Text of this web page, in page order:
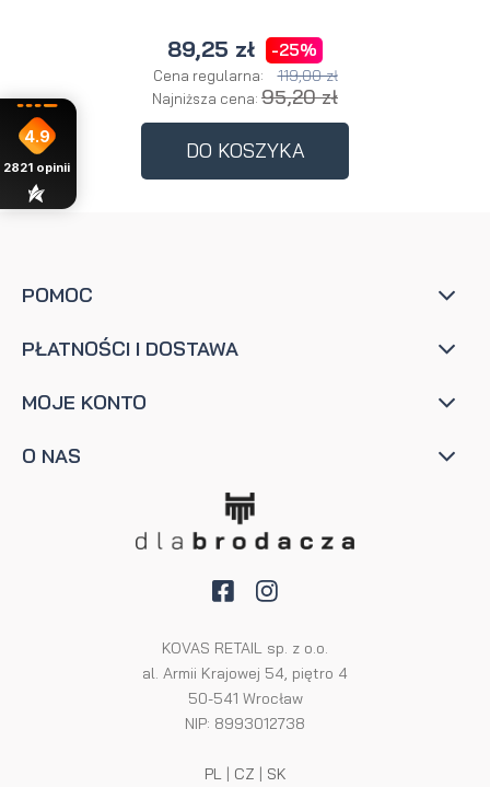
89,25 zł -25%
Cena regularna: 119,00 zł
Najniższa cena: 95,20 zł
DO KOSZYKA
POMOC
PŁATNOŚCI I DOSTAWA
MOJE KONTO
O NAS
KOVAS RETAIL sp. z o.o.
al. Armii Krajowej 54, piętro 4
50-541 Wrocław
NIP: 8993012738
PL | CZ | SK
4.9
2821 opinii